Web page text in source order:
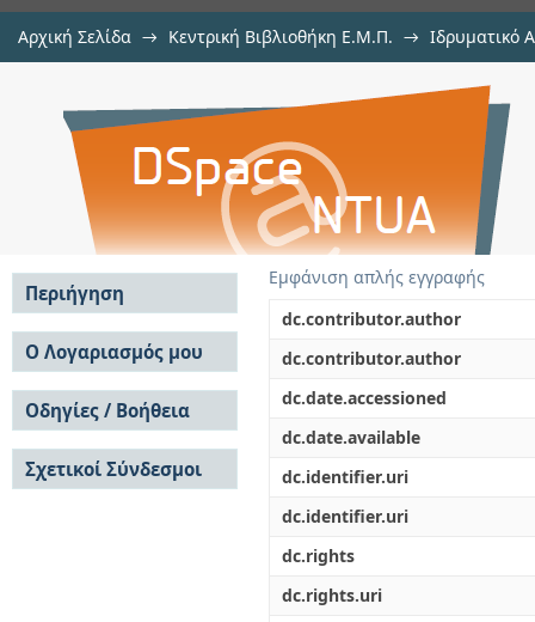
Αρχική Σελίδα → Κεντρική Βιβλιοθήκη Ε.Μ.Π. → Ιδρυματικό
Optimising the supply chain
Εμφάνιση απλής εγγραφής
dc.contributor.author
dc.contributor.author
dc.date.accessioned
dc.date.available
dc.identifier.uri
dc.identifier.uri
dc.rights
dc.rights.uri
Περιήγηση
Σε όλο το DSpace
Κοινότητες & Συλλογές
Ανά Ημερομηνία
Έκδοσης
Συγγραφείς
Τίτλοι
Θέματα
Ο Λογαριασμός μου
Σύνδεση
Εγγραφή
Οδηγίες / Βοήθεια
Οδηγίες Υποβολής
Οδηγίες Χρήσης ΙΑ
Συχνές Ερωτήσεις
Σχετικοί Σύνδεσμοι